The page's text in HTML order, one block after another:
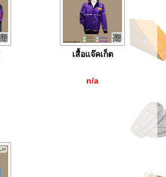
เสื้อแจ๊คเก็ต
n/a